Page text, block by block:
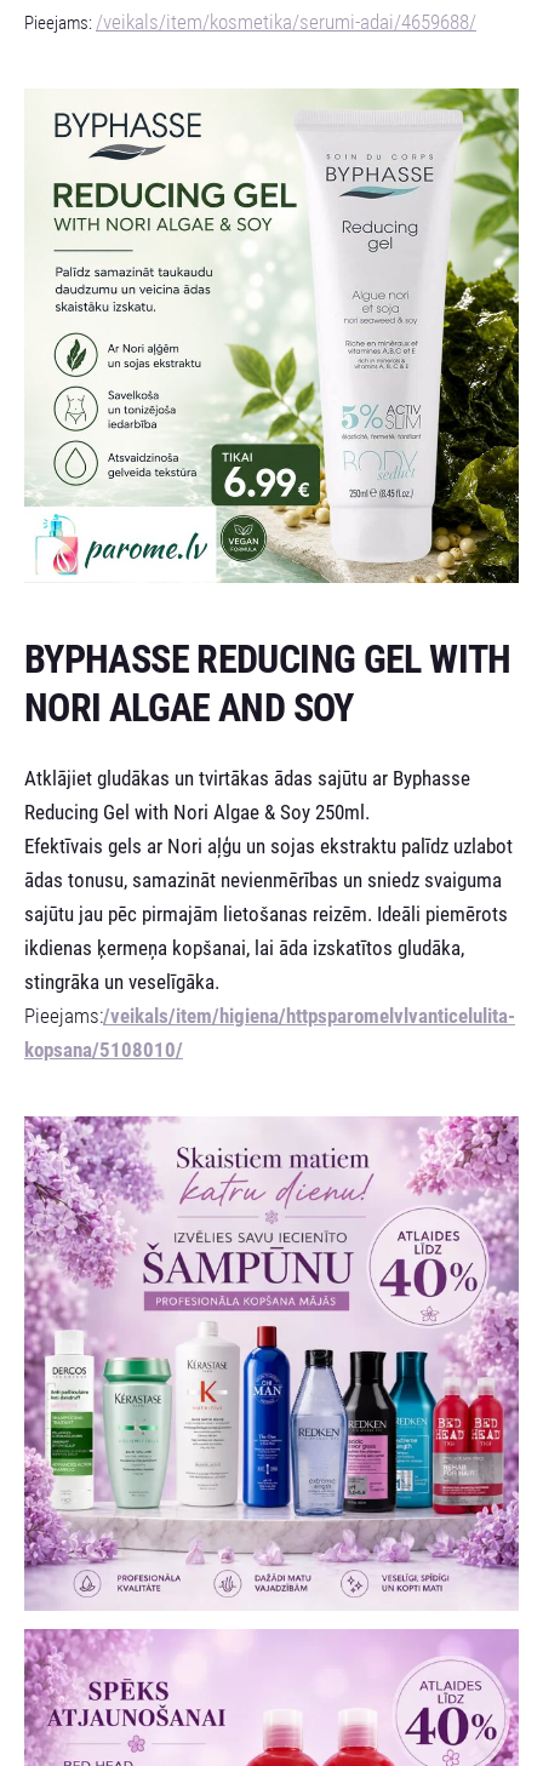
Pieejams: /veikals/item/kosmetika/serumi-adai/4659688/
BYPHASSE REDUCING GEL WITH
NORI ALGAE AND SOY
Atklājiet gludākas un tvirtākas ādas sajūtu ar Byphasse
Reducing Gel with Nori Algae & Soy 250ml.
Efektīvais gels ar Nori aļģu un sojas ekstraktu palīdz uzlabot
ādas tonusu, samazināt nevienmērības un sniedz svaiguma
sajūtu jau pēc pirmajām lietošanas reizēm. Ideāli piemērots
ikdienas ķermeņa kopšanai, lai āda izskatītos gludāka,
stingrāka un veselīgāka.
Pieejams:/veikals/item/higiena/httpsparomelvlvanticelulita-
kopsana/5108010/